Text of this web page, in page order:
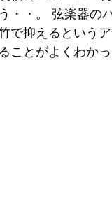
う・・。 弦楽器の
で抑えるという
ることがよくわかっ